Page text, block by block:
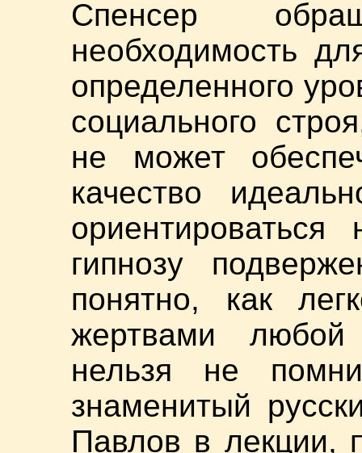
Спенсер
необходимость
определенного
социального
не может
качество
гипнозу
понятно, как
жертвами
нельзя не
знаменитый
Павлов в лекции,